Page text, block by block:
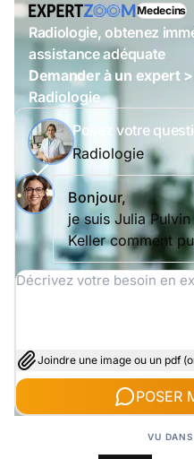
Medecins
Radiologie, obtenez
assistance adéquate
Demander à un expert
Radiologie
Posez votre
Radiologie
Bonjour,
je suis Julia
Keller comment
Joindre une image ou un pdf
POSER
VU